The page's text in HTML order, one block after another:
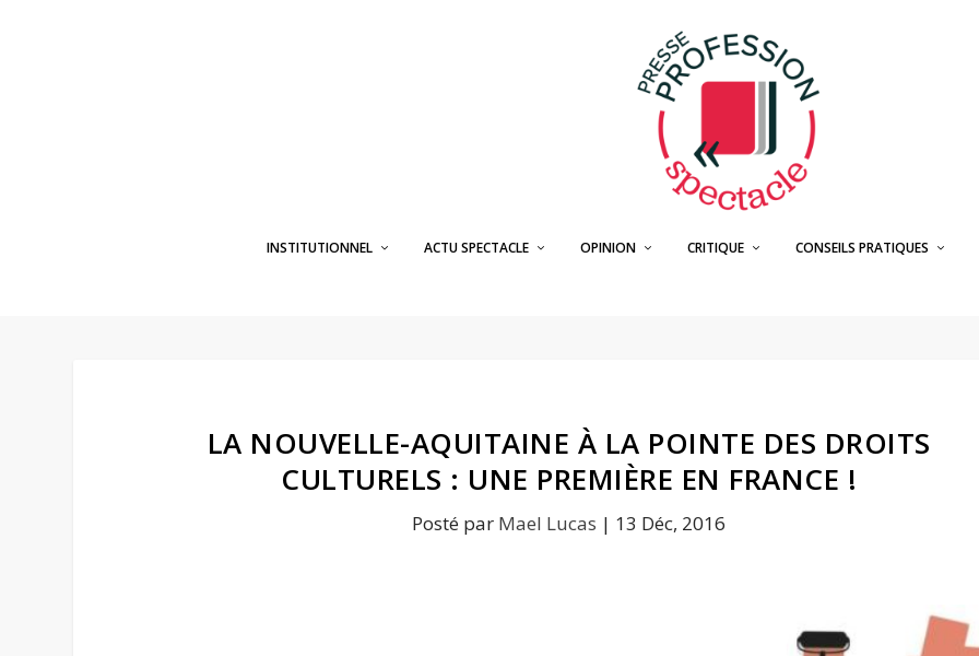
INSTITUTIONNEL ACTU SPECTACLE OPINION CRITIQUE CONSEILS PRATIQUES
LA NOUVELLE-AQUITAINE À LA POINTE DES DROITS
CULTURELS : UNE PREMIÈRE EN FRANCE !
Posté par Mael Lucas | 13 Déc, 2016